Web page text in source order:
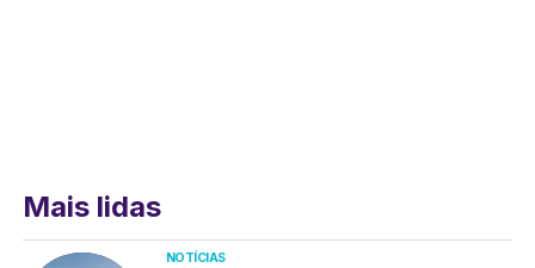
Mais lidas
NOTÍCIAS